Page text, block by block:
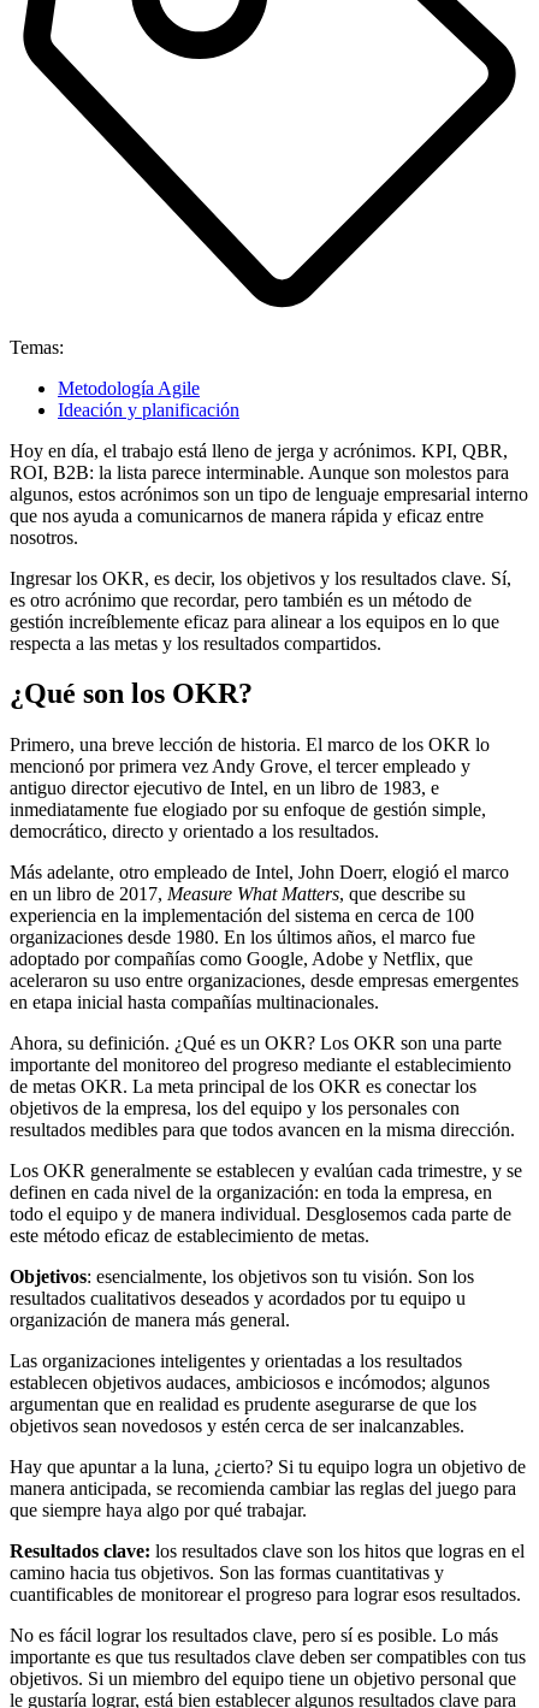
Temas:
Metodología Agile
Ideación y planificación
Hoy en día, el trabajo está lleno de jerga y acrónimos. KPI, QBR,
ROI, B2B: la lista parece interminable. Aunque son molestos para
algunos, estos acrónimos son un tipo de lenguaje empresarial interno
que nos ayuda a comunicarnos de manera rápida y eficaz entre
nosotros.
Ingresar los OKR, es decir, los objetivos y los resultados clave. Sí,
es otro acrónimo que recordar, pero también es un método de
gestión increíblemente eficaz para alinear a los equipos en lo que
respecta a las metas y los resultados compartidos.
¿Qué son los OKR?
Primero, una breve lección de historia. El marco de los OKR lo
mencionó por primera vez Andy Grove, el tercer empleado y
antiguo director ejecutivo de Intel, en un libro de 1983, e
inmediatamente fue elogiado por su enfoque de gestión simple,
democrático, directo y orientado a los resultados.
Más adelante, otro empleado de Intel, John Doerr, elogió el marco
en un libro de 2017, Measure What Matters, que describe su
experiencia en la implementación del sistema en cerca de 100
organizaciones desde 1980. En los últimos años, el marco fue
adoptado por compañías como Google, Adobe y Netflix, que
aceleraron su uso entre organizaciones, desde empresas emergentes
en etapa inicial hasta compañías multinacionales.
Ahora, su definición. ¿Qué es un OKR? Los OKR son una parte
importante del monitoreo del progreso mediante el establecimiento
de metas OKR. La meta principal de los OKR es conectar los
objetivos de la empresa, los del equipo y los personales con
resultados medibles para que todos avancen en la misma dirección.
Los OKR generalmente se establecen y evalúan cada trimestre, y se
definen en cada nivel de la organización: en toda la empresa, en
todo el equipo y de manera individual. Desglosemos cada parte de
este método eficaz de establecimiento de metas.
Objetivos: esencialmente, los objetivos son tu visión. Son los
resultados cualitativos deseados y acordados por tu equipo u
organización de manera más general.
Las organizaciones inteligentes y orientadas a los resultados
establecen objetivos audaces, ambiciosos e incómodos; algunos
argumentan que en realidad es prudente asegurarse de que los
objetivos sean novedosos y estén cerca de ser inalcanzables.
Hay que apuntar a la luna, ¿cierto? Si tu equipo logra un objetivo de
manera anticipada, se recomienda cambiar las reglas del juego para
que siempre haya algo por qué trabajar.
Resultados clave: los resultados clave son los hitos que logras en el
camino hacia tus objetivos. Son las formas cuantitativas y
cuantificables de monitorear el progreso para lograr esos resultados.
No es fácil lograr los resultados clave, pero sí es posible. Lo más
importante es que tus resultados clave deben ser compatibles con tus
objetivos. Si un miembro del equipo tiene un objetivo personal que
le gustaría lograr, está bien establecer algunos resultados clave para